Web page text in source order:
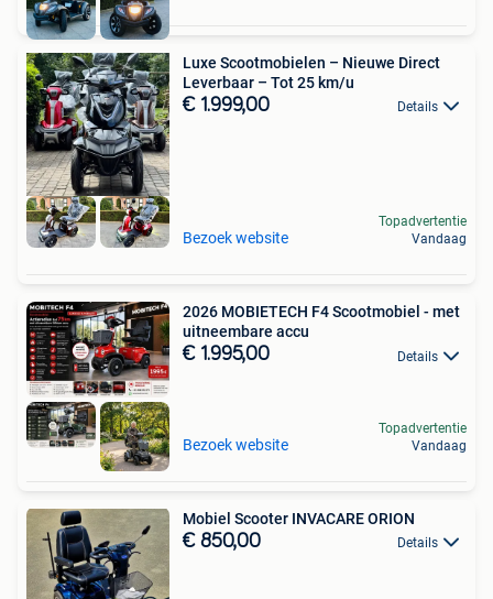
Luxe Scootmobielen – Nieuwe Direct
Leverbaar – Tot 25 km/u
€ 1.999,00 Details
Bezoek website
Topadvertentie
Vandaag
2026 MOBIETECH F4 Scootmobiel - met
uitneembare accu
€ 1.995,00 Details
Bezoek website
Topadvertentie
Vandaag
Mobiel Scooter INVACARE ORION
€ 850,00 Details